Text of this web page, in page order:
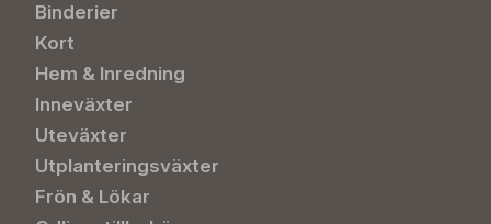
Binderier
Kort
Hem & Inredning
Inneväxter
Uteväxter
Utplanteringsväxter
Frön & Lökar